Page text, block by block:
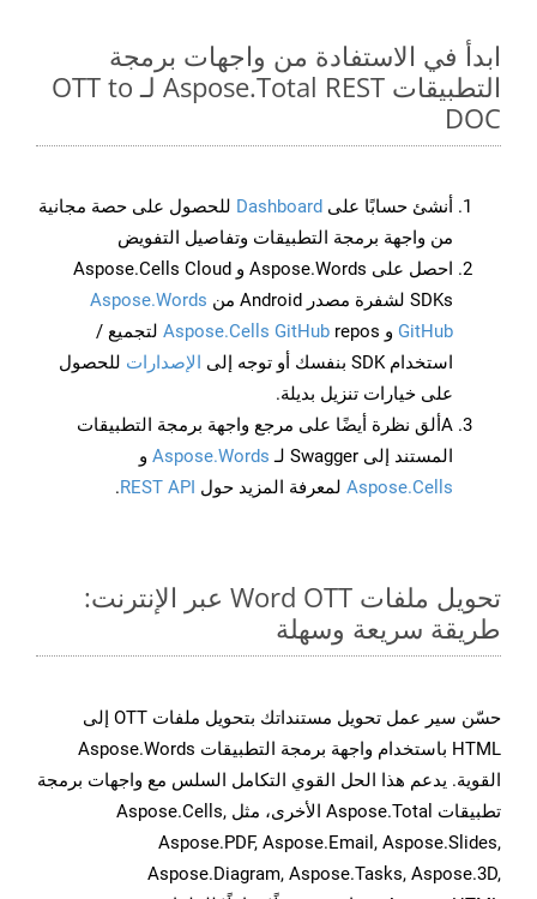
ابدأ في الاستفادة من واجهات برمجة
التطبيقات Aspose.Total REST لـ OTT to
DOC
أنشئ حسابًا على Dashboard للحصول على حصة مجانية
من واجهة برمجة التطبيقات وتفاصيل التفويض
احصل على Aspose.Words و Aspose.Cells Cloud
SDKs لشفرة مصدر Android من
Aspose.Words
GitHub و Aspose.Cells GitHub repos لتجميع /
استخدام SDK بنفسك أو توجه إلى
الإصدارات للحصول
على خيارات تنزيل بديلة.
Aألق نظرة أيضًا على مرجع واجهة برمجة التطبيقات
المستند إلى Swagger لـ
Aspose.Words و
Aspose.Cells لمعرفة المزيد حول REST API
.
تحويل ملفات Word OTT عبر الإنترنت:
طريقة سريعة وسهلة
حسّن سير عمل تحويل مستنداتك بتحويل ملفات OTT إلى
HTML باستخدام واجهة برمجة التطبيقات Aspose.Words
القوية. يدعم هذا الحل القوي التكامل السلس مع واجهات برمجة
تطبيقات Aspose.Total الأخرى، مثل Aspose.Cells,
Aspose.PDF, Aspose.Email, Aspose.Slides,
Aspose.Diagram, Aspose.Tasks, Aspose.3D,